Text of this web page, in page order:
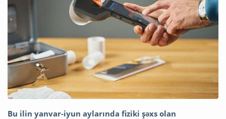
Bu ilin yanvar-iyun aylarında fiziki şəxs olan